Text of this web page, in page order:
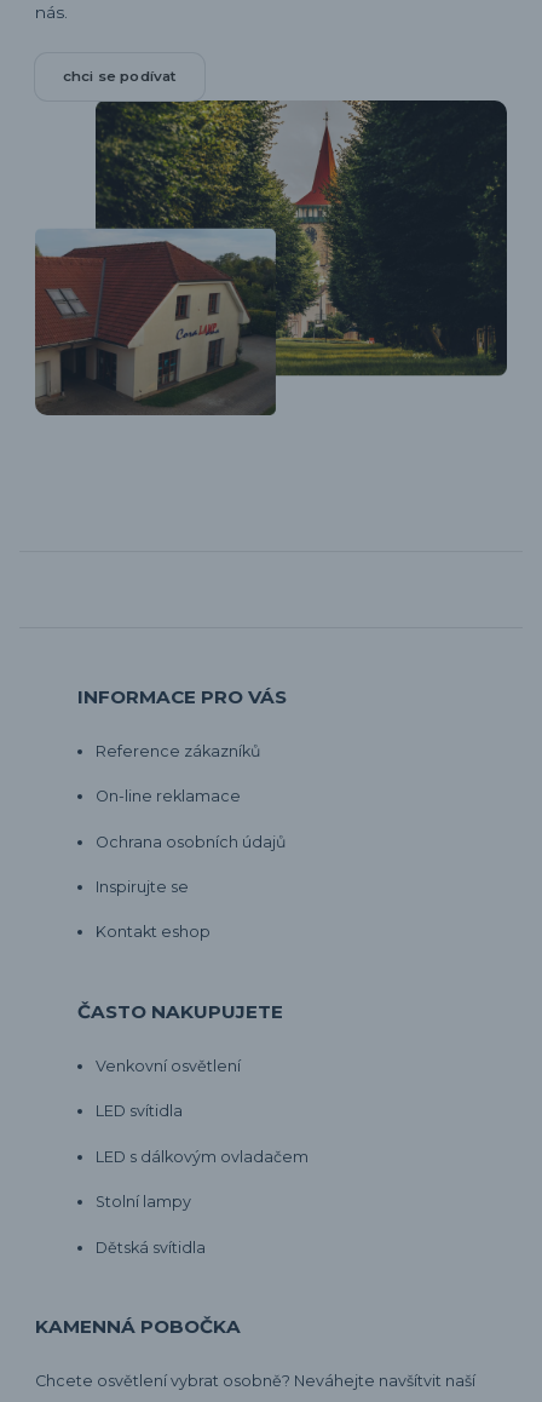
nás.
chci se podívat
INFORMACE PRO VÁS
Reference zákazníků
On-line reklamace
Ochrana osobních údajů
Inspirujte se
Kontakt eshop
ČASTO NAKUPUJETE
Venkovní osvětlení
LED svítidla
LED s dálkovým ovladačem
Stolní lampy
Dětská svítidla
KAMENNÁ POBOČKA
Chcete osvětlení vybrat osobně? Neváhejte navšítvit naší